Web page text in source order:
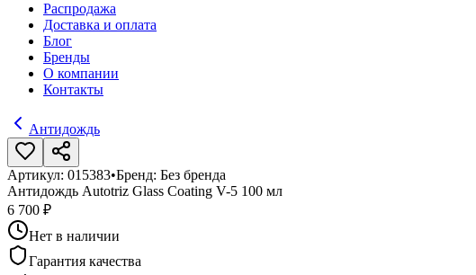
Распродажа
Доставка и оплата
Блог
Бренды
О компании
Контакты
Антидождь
Артикул: 015383•Бренд: Без бренда
Антидождь Autotriz Glass Coating V-5 100 мл
6 700 ₽
Нет в наличии
Гарантия качества